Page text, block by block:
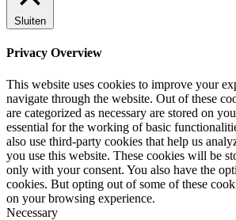
Sluiten
Privacy Overview
This website uses cookies to improve your
navigate through the website. Out of these
are categorized as necessary are stored on
essential for the working of basic
also use third-party cookies that help us
you use this website. These cookies will be
only with your consent. You also have the
cookies. But opting out of some of these
on your browsing experience.
Necessary